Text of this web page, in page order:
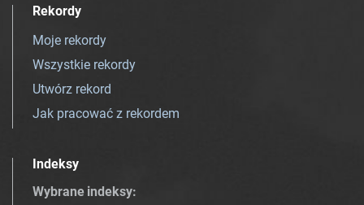
Rekordy
Moje rekordy
Wszystkie rekordy
Utwórz rekord
Jak pracować z rekordem
Indeksy
Wybrane indeksy: